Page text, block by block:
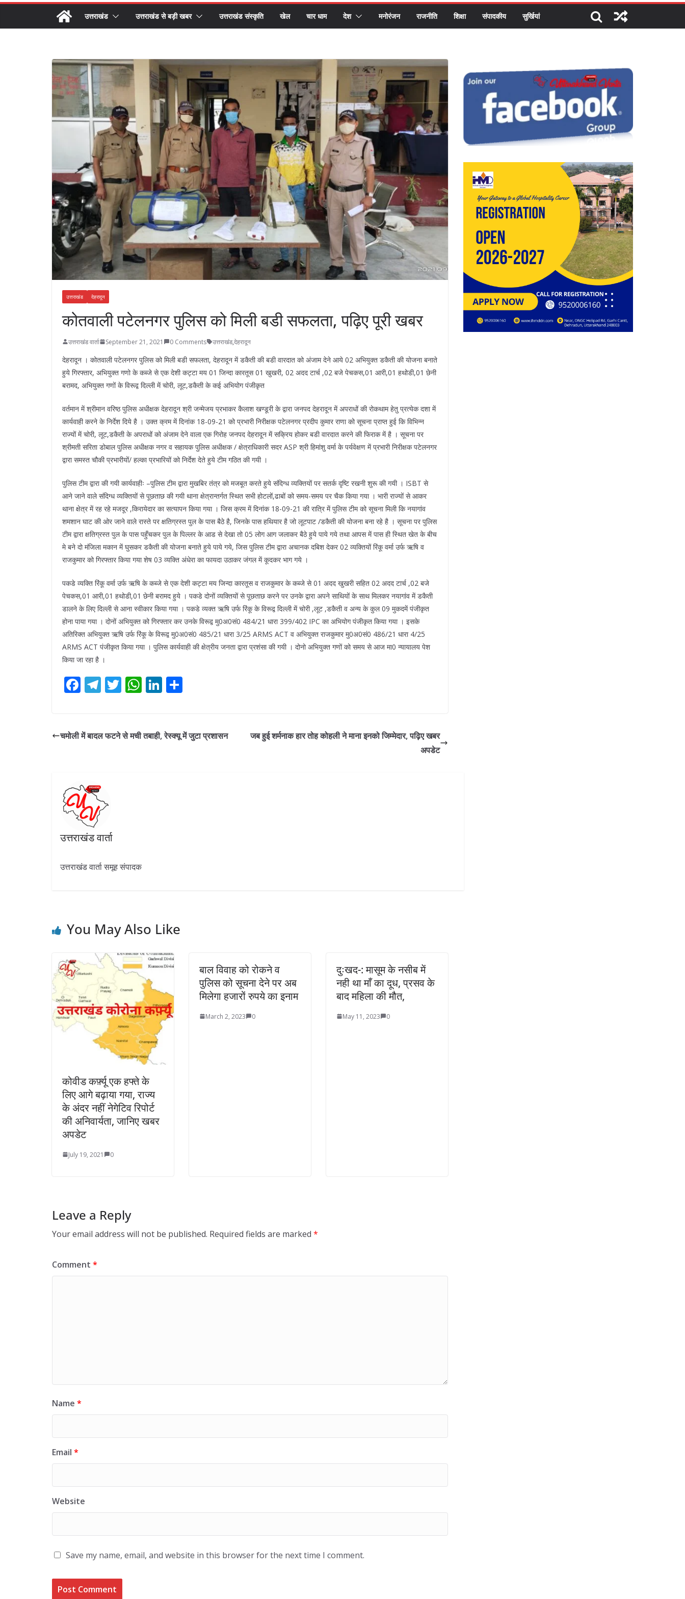
उत्तराखंड उत्तराखंड से बड़ी खबर उत्तराखंड संस्कृति खेल चार धाम देश मनोरंजन राजनीति शिक्षा संपादकीय सुर्खियां
उत्तराखंड देहरादून
कोतवाली पटेलनगर पुलिस को मिली बडी सफलता, पढ़िए पूरी खबर
उत्तराखंड वार्ता September 21, 2021 0 Comments उत्तराखंड,देहरादून
देहरादून । कोतवाली पटेलनगर पुलिस को मिली बडी सफलता, देहरादून में डकैती की बडी वारदात को अंजाम देने आये 02 अभियुक्त डकैती की योजना बनाते
हुये गिरफ्तार, अभियुक्त गणो के कब्जे से एक देशी कट्टा मय 01 जिन्दा कारतूस 01 खुखरी, 02 अदद टार्च ,02 बजे पेचकस,01 आरी,01 हथोडी,01 छेनी
बरामद, अभियुक्त गणों के विरूद्व दिल्ली में चोरी, लूट,डकैती के कई अभियोग पंजीकृत
वर्तमान में श्रीमान वरिष्ठ पुलिस अधीक्षक देहरादून श्री जन्मेजय प्रभाकर कैलाश खण्डूरी के द्वारा जनपद देहरादून में अपराधों की रोकथाम हेतु प्रत्येक दशा में
कार्यवाही करने के निर्देश दिये है । उक्त क्रम में दिनांक 18-09-21 को प्रभारी निरीक्षक पटेलनगर प्रदीप कुमार राणा को सूचना प्राप्त हुई कि विभिन्न
राज्यों में चोरी, लूट,डकैती के अपराधों को अंजाम देने वाला एक गिरोह जनपद देहरादून में सक्रिय होकर बडी वारदात करने की फिराक में है । सूचना पर
श्रीमती सरिता डोबाल पुलिस अधीक्षक नगर व सहायक पुलिस अधीक्षक / क्षेत्राधिकारी सदर ASP श्री हिमांशु वर्मा के पर्यवेक्षण में प्रभारी निरीक्षक पटेलनगर
द्वारा समस्त चौकी प्रभारीयों/ हल्का प्रभारियों को निर्देश देते हुये टीम गठित की गयी ।
पुलिस टीम द्वारा की गयी कार्यवाहीः –पुलिस टीम द्वारा मुखबिर तंत्र को मजबूत करते हुये संदिग्ध व्यक्तियों पर सतर्क दृष्टि रखनी शुरू की गयी । ISBT से
आने जाने वाले संदिग्ध व्यक्तियों से पूछताछ की गयी थाना क्षेत्रान्तर्गत स्थित सभी होटलों,ढाबों को समय-समय पर चैक किया गया । भारी राज्यों से आकर
थाना क्षेत्र में रह रहे मजदूर ,किरायेदार का सत्यापन किया गया । जिस क्रम में दिनांक 18-09-21 की रात्रि में पुलिस टीम को सूचना मिली कि नयागांव
शमशान घाट की ओर जाने वाले रास्ते पर क्षतिग्रस्त पुल के पास बैठे है, जिनके पास हथियार है जो लूटपाट /डकैती की योजना बना रहे है । सूचना पर पुलिस
टीम द्वारा क्षतिग्रस्त पुल के पास पहुँचकर पुल के पिल्लर के आड से देखा तो 05 लोग आग जलाकर बैठे हुये पाये गये तथा आपस में पास ही स्थित खेत के बीच
मे बने दो मंजिला मकान में घुसकर डकैती की योजना बनाते हुये पाये गये, जिस पुलिस टीम द्वारा अचानक दबिश देकर 02 व्यक्तियों रिंकू वर्मा उर्फ ऋषि व
राजकुमार को गिरफ्तार किया गया शेष 03 व्यक्ति अंधेरा का फायदा उठाकर जंगल में कूदकर भाग गये ।
पकडे व्यक्ति रिंकू वर्मा उर्फ ऋषि के कब्जे से एक देशी कट्टा मय जिन्दा कारतूस व राजकुमार के कब्जे से 01 अदद खुखरी सहित 02 अदद टार्च ,02 बजे
पेचकस,01 आरी,01 हथोडी,01 छेनी बरामद हुये । पकडे दोनों व्यक्तियों से पूछताछ करने पर उनके द्वारा अपने साथियों के साथ मिलकर नयागांव में डकैती
डालने के लिए दिल्ली से आना स्वीकार किया गया । पकडे व्यक्त ऋषि उर्फ रिंकू के विरूद्व दिल्ली में चोरी ,लूट ,डकैती व अन्य के कुल 09 मुकदमें पंजीकृत
होना पाया गया । दोनों अभियुक्त को गिरफ्तार कर उनके विरूद्व मु0अ0सं0 484/21 धारा 399/402 IPC का अभियोग पंजीकृत किया गया । इसके
अतिरिक्त अभियुक्त ऋषि उर्फ रिंकू के विरूद्व मु0अ0सं0 485/21 धारा 3/25 ARMS ACT व अभियुक्त राजकुमार मु0अ0सं0 486/21 धारा 4/25
ARMS ACT पंजीकृत किया गया । पुलिस कार्यवाही की क्षेत्रीय जनता द्वारा प्रशंसा की गयी । दोनो अभियुक्त गणों को समय से आज मा0 न्यायालय पेश
किया जा रहा है ।
F
b
k
T
gr
T
er
W
s
Li
e e
चमोली में बादल फटने से मची तबाही, रेस्क्यू में जुटा प्रशासन
जब हुई शर्मनाक हार तोह कोहली ने माना इनको जिम्मेदार, पढ़िए खबर
अपडेट
उत्तराखंड वार्ता
उत्तराखंड वार्ता समूह संपादक
You May Also Like
कोवीड कर्फ़्यू एक हफ्ते के
लिए आगे बढ़ाया गया, राज्य
के अंदर नहीं नेगेटिव रिपोर्ट
की अनिवार्यता, जानिए खबर
अपडेट
July 19, 2021 0
बाल विवाह को रोकने व
पुलिस को सूचना देने पर अब
मिलेगा हजारों रुपये का इनाम
March 2, 2023 0
दुःखद-: मासूम के नसीब में
नही था माँ का दूध, प्रसव के
बाद महिला की मौत,
May 11, 2023 0
Leave a Reply
Your email address will not be published. Required fields are marked *
Comment *
Name *
Email *
Website
Save my name, email, and website in this browser for the next time I comment.